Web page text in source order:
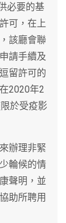
必要的基
可，在上
該廳會聯
請手續及
留許可的
2020年2
於受疫影
辦理非緊
輪候的情
聲明，並
助所聘用